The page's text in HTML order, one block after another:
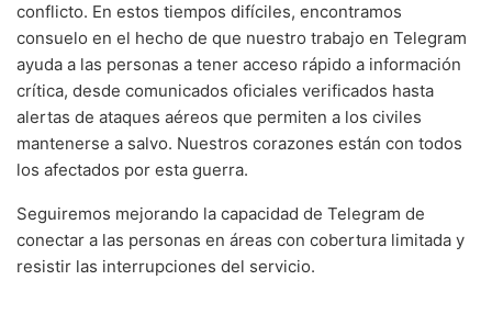
conflicto. En estos tiempos difíciles, encontramos
consuelo en el hecho de que nuestro trabajo en Telegram
ayuda a las personas a tener acceso rápido a información
crítica, desde comunicados oficiales verificados hasta
alertas de ataques aéreos que permiten a los civiles
mantenerse a salvo. Nuestros corazones están con todos
los afectados por esta guerra.
Seguiremos mejorando la capacidad de Telegram de
conectar a las personas en áreas con cobertura limitada y
resistir las interrupciones del servicio.